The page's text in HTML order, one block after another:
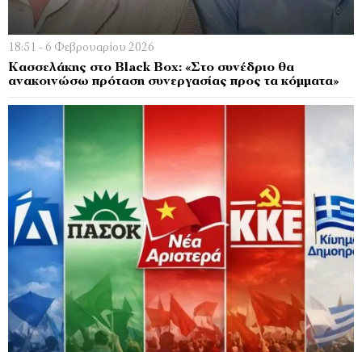
18:51 - 6 Φεβρουαρίου 2026
Κασσελάκης στο Black Box: «Στο συνέδριο θα
ανακοινώσω πρόταση συνεργασίας προς τα κόμματα»